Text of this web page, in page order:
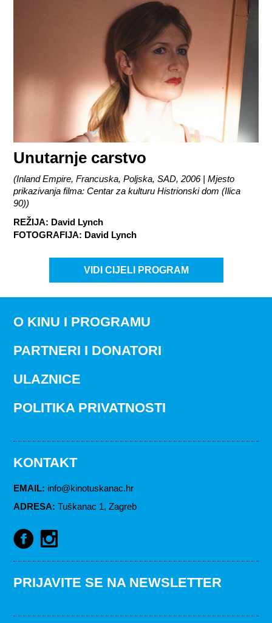
Unutarnje carstvo
(Inland Empire, Francuska, Poljska, SAD, 2006 | Mjesto
prikazivanja filma: Centar za kulturu Histrionski dom (Ilica
90))
REŽIJA: David Lynch
FOTOGRAFIJA: David Lynch
VIDI CIJELI PROGRAM
O KINU I PROGRAMU
PARTNERI I DONATORI
ULAZNICE
POLITIKA PRIVATNOSTI
KONTAKT
EMAIL: info@kinotuskanac.hr
ADRESA: Tuškanac 1, Zagreb
PRIJAVITE SE NA NEWSLETTER